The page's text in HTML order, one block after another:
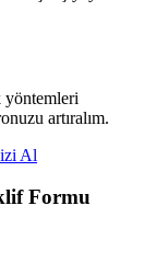
yöntemleri
artıralım.
Al
Formu